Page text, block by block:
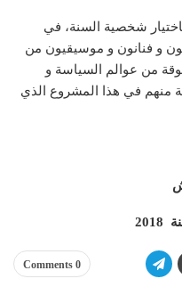
شخصية السنة، في
و فنانون و موسيقيون من
من عوالم السياسة و
منهم في هذا المشروع الذي
0 Comments